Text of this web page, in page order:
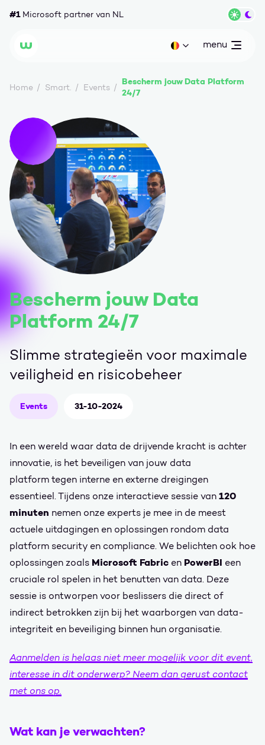
#1Microsoft partner van NL
Wortell Huidige taal: be
open
menu
Home Smart. Events
Bescherm jouw Data Platform
24/7
Bescherm jouw Data
Platform 24/7
Slimme strategieën voor maximale
veiligheid en risicobeheer
Events 31-10-2024
In een wereld waar data de drijvende kracht is achter
innovatie, is het beveiligen van jouw data
platform tegen interne en externe dreigingen
essentieel. Tijdens onze interactieve sessie van 120
minuten nemen onze experts je mee in de meest
actuele uitdagingen en oplossingen rondom data
platform security en compliance. We belichten ook hoe
oplossingen zoals Microsoft Fabric en PowerBI een
cruciale rol spelen in het benutten van data. Deze
sessie is ontworpen voor beslissers die direct of
indirect betrokken zijn bij het waarborgen van data-
integriteit en beveiliging binnen hun organisatie.
Aanmelden is helaas niet meer mogelijk voor dit event,
interesse in dit onderwerp? Neem dan gerust contact
met ons op.
Wat kan je verwachten?